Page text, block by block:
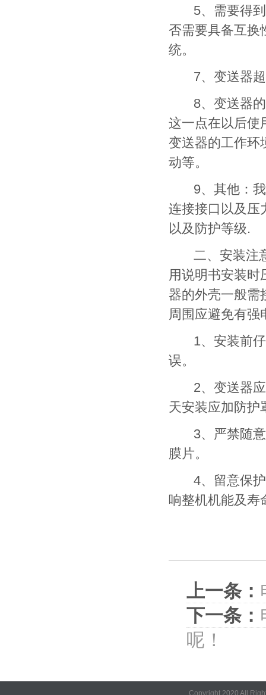
5、需要得到
否需要具备互换
统。
7、变送器超
8、变送器的
这一点在以后使
变送器的工作环
动等。
9、其他：我
连接接口以及压
以及防护等级.
二、安装注意
用说明书安装时
器的外壳一般需
周围应避免有强
1、安装前仔
误。
2、变送器应
天安装应加防护
3、严禁随意
膜片。
4、留意保护
响整机机能及寿
上一条：
下一条：
呢！
Copyright 2020 All